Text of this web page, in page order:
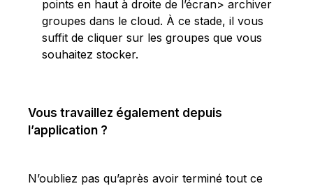
points en haut à droite de l’écran> archiver
groupes dans le cloud. À ce stade, il vous
suffit de cliquer sur les groupes que vous
souhaitez stocker.
Vous travaillez également depuis
l’application ?
N’oubliez pas qu’après avoir terminé tout ce